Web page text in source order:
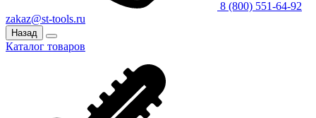
8 (800) 551-64-92
zakaz@st-tools.ru
Назад
Каталог товаров